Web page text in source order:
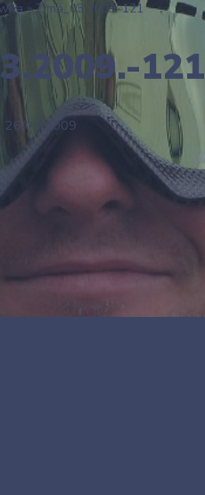
»Zima_03.2009.-121
121
26/03/2009